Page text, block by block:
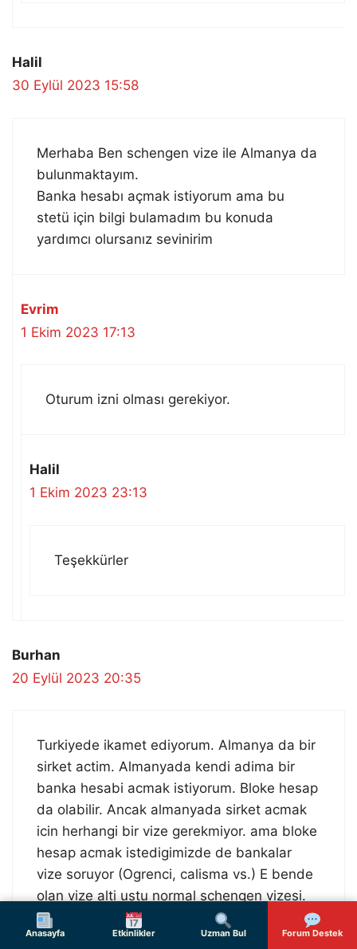
Anasayfa Etkinlikler Uzman Bul Forum Destek
Halil
30 Eylül 2023 15:58
Merhaba Ben schengen vize ile Almanya da
bulunmaktayım.
Banka hesabı açmak istiyorum ama bu
stetü için bilgi bulamadım bu konuda
yardımcı olursanız sevinirim
Evrim
1 Ekim 2023 17:13
Oturum izni olması gerekiyor.
Halil
1 Ekim 2023 23:13
Teşekkürler
Burhan
20 Eylül 2023 20:35
Turkiyede ikamet ediyorum. Almanya da bir
sirket actim. Almanyada kendi adima bir
banka hesabi acmak istiyorum. Bloke hesap
da olabilir. Ancak almanyada sirket acmak
icin herhangi bir vize gerekmiyor. ama bloke
hesap acmak istedigimizde de bankalar
vize soruyor (Ogrenci, calisma vs.) E bende
olan vize alti ustu normal schengen vizesi.
Acaba bu durumda olan tanidiklariniz var